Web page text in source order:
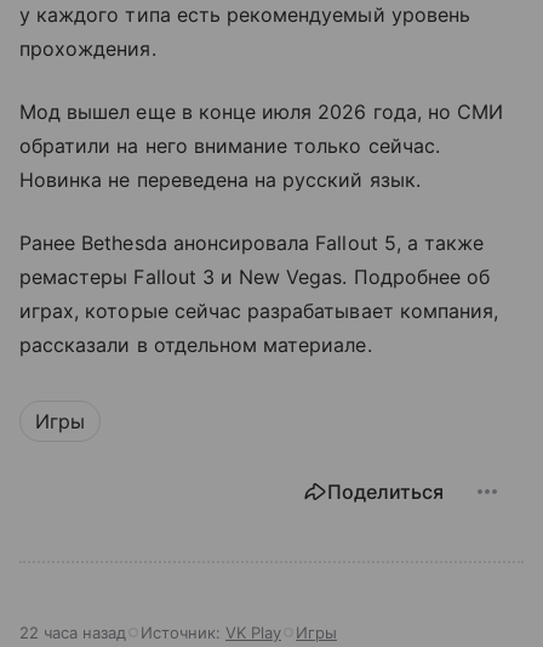
у каждого типа есть рекомендуемый уровень
прохождения.
Мод вышел еще в конце июля 2026 года, но СМИ
обратили на него внимание только сейчас.
Новинка не переведена на русский язык.
Ранее Bethesda анонсировала Fallout 5, а также
ремастеры Fallout 3 и New Vegas. Подробнее об
играх, которые сейчас разрабатывает компания,
рассказали в отдельном материале.
Игры
Поделиться
22 часа назад Источник: VK Play Игры